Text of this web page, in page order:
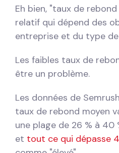
Eh bien, "taux de
relatif qui dépend des
entreprise et du type
Les faibles taux de
être un problème.
Les données de
taux de rebond moyen
une plage de 26 % à
et tout ce qui dépasse